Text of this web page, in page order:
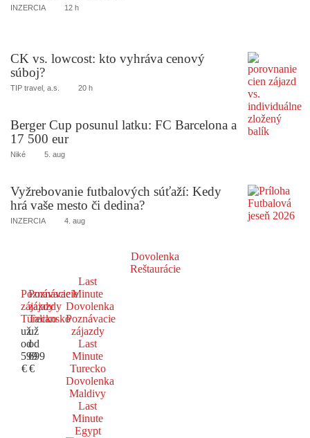
INZERCIA 12 h
CK vs. lowcost: kto vyhráva cenový
súboj?
TIP travel, a.s. 20 h
Berger Cup posunul latku: FC Barcelona a
17 500 eur
Niké 5. aug
Vyžrebovanie futbalových súťaží: Kedy
hrá vaše mesto či dedina?
INZERCIA 4. aug
Dovolenka
Reštaurácie
Poznávacie
zájazdy
Turecko
už
od
599
€
Poznávacie
zájazdy
Taliansko
už
od
699
€
Last
Minute
Dovolenka
Poznávacie
zájazdy
Last
Minute
Turecko
Dovolenka
Maldivy
Last
Minute
Egypt